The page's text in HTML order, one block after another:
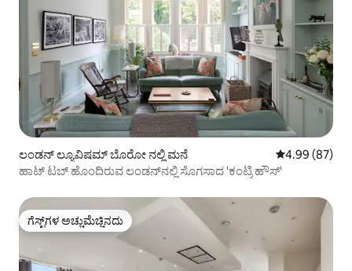
ಲಂಡನ್ ಲ್ಯೂವಿಷಮ್ ಬೊರೋ ನಲ್ಲಿ ಮನೆ 5 ರಲ್ಲಿ 4.99
4.99 (87)
ಹಾಟ್ ಟಬ್ ಹೊಂದಿರುವ ಲಂಡನ್‌ನಲ್ಲಿ ಸೊಗಸಾದ 'ಕಂಟ್ರಿ ಹೌಸ್'
ಗೆಸ್ಟ್‌ಗಳ ಅಚ್ಚುಮೆಚ್ಚಿನದು
ಗೆಸ್ಟ್‌ಗಳ ಅಚ್ಚುಮೆಚ್ಚಿನದು